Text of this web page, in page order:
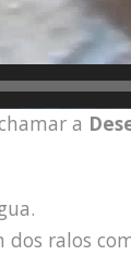
a
dos ralos